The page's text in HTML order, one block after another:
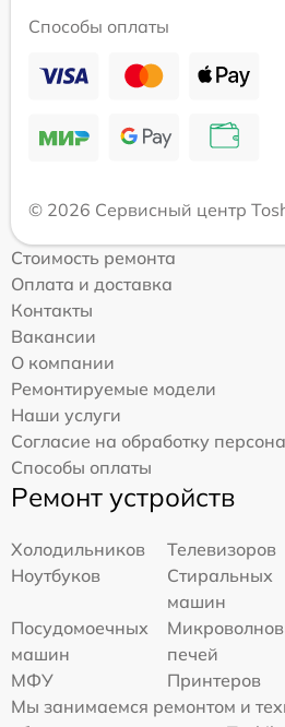
Способы оплаты
© 2026 Сервисный центр
Стоимость ремонта
Оплата и доставка
Контакты
Вакансии
О компании
Ремонтируемые модели
Наши услуги
Согласие на обработку
Способы оплаты
Ремонт устройств
Холодильников
Телевизоров
Ноутбуков
Стиральных
машин
Посудомоечных
машин
печей
МФУ
Принтеров
Мы занимаемся ремонтом и